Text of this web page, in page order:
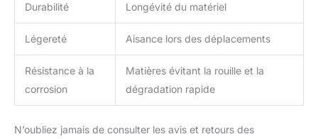
Durabilité Longévité du matériel
Légereté Aisance lors des déplacements
Résistance à la
corrosion
Matières évitant la rouille et la
dégradation rapide
N’oubliez jamais de consulter les avis et retours des